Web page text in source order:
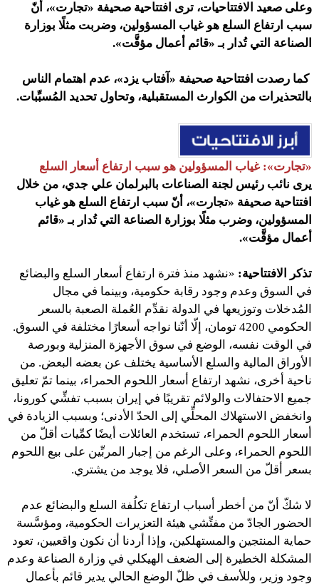
وعلى صعيد الافتتاحيات، ترى افتتاحية صحيفة «تجارت»، أنّ
سبب ارتفاع السلع هو غياب المسؤولين، وضربت مثلًا بوزارة
الصناعة التي تُدار بـ «قائم أعمال مؤقَّت».
كما رصدت افتتاحية صحيفة «آفتاب يزد»، عدم اهتمام الناس
بالتحذيرات من الكوارث المستقبلية، وتحاول تحديد المُسبِّبات.
«تجارت»: غياب المسؤولين هو سبب ارتفاع أسعار السلع
يرى نائب رئيس لجنة الصناعات بالبرلمان علي جدي، من خلال
افتتاحية صحيفة «تجارت»، أنّ سبب ارتفاع السلع هو غياب
المسؤولين، وضرب مثلًا بوزارة الصناعة التي تُدار بـ «قائم
أعمال مؤقَّت».
تذكر الافتتاحية: «نشهد منذ فترة ارتفاع أسعار السلع والبضائع
في السوق وعدم وجود رقابة حكومية، وبينما في مجال
المُدخلات وتوزيعها في الدولة نقدِّم العُملة الصعبة بالسعر
الحكومي 4200 تومان، إلّا أنّنا نواجه أسعارًا مختلفة في السوق.
في الوقت نفسه، الوضع في سوق الأجهزة المنزلية وبورصة
الأوراق المالية والسلع الأساسية يختلف عن بعضه البعض. من
ناحية أخرى، نشهد ارتفاع أسعار اللحوم الحمراء، بينما تمّ تعليق
جميع الاحتفالات والولائم تقريبًا في إيران بسبب تفشِّي كورونا،
وانخفض الاستهلاك المحلِّي إلى الحدّ الأدنى؛ وبسبب الزيادة في
أسعار اللحوم الحمراء، تستخدم العائلات أيضًا كمِّيات أقلّ من
اللحوم الحمراء، وعلى الرغم من إجبار المربِّين على بيع اللحوم
بسعر أقلّ من السعر الأصلي، فلا يوجد من يشتري.
لا شكّ أنّ من أخطر أسباب ارتفاع تكلُفة السلع والبضائع عدم
الحضور الجادّ من مفتِّشي هيئة التعزيرات الحكومية، ومؤسَّسة
حماية المنتجين والمستهلكين، وإذا أردنا أن نكون واقعيين، تعود
المشكلة الخطيرة إلى الضعف الهيكلي في وزارة الصناعة وعدم
وجود وزير، وللأسف في ظلّ الوضع الحالي يدير قائم بأعمال